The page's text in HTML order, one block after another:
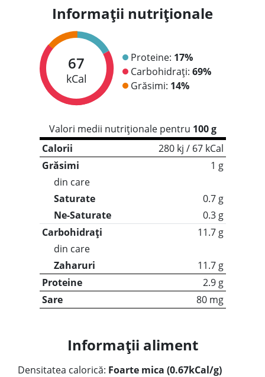
Informații nutriționale
67
kCal
Proteine: 17%
Carbohidrați: 69%
Grăsimi: 14%
Valori medii nutriționale pentru 100 g
Calorii
280 kj / 67 kCal
Grăsimi
1 g
din care
Saturate
0.7 g
Ne-Saturate
0.3 g
Carbohidrați
11.7 g
din care
Zaharuri
11.7 g
Proteine
2.9 g
Sare
80 mg
Informații aliment
Densitatea calorică: Foarte mica (0.67kCal/g)